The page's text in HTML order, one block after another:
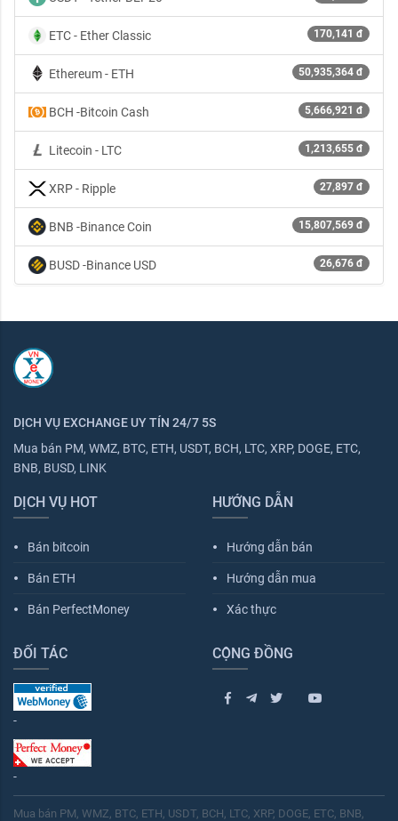
ETC - Ether Classic 170,141 đ
Ethereum - ETH 50,935,364 đ
BCH -Bitcoin Cash 5,666,921 đ
Litecoin - LTC 1,213,655 đ
XRP - Ripple 27,897 đ
BNB -Binance Coin 15,807,569 đ
BUSD -Binance USD 26,676 đ
DỊCH VỤ EXCHANGE UY TÍN 24/7 5S
Mua bán PM, WMZ, BTC, ETH, USDT, BCH, LTC, XRP, DOGE, ETC,
BNB, BUSD, LINK
DỊCH VỤ HOT
fiber_manual_record Bán bitcoin
fiber_manual_record Bán ETH
fiber_manual_record Bán PerfectMoney
HƯỚNG DẪN
fiber_manual_record Hướng dẫn bán
fiber_manual_record Hướng dẫn mua
fiber_manual_record Xác thực
ĐỐI TÁC
-
-
CỘNG ĐỒNG
Mua bán PM, WMZ, BTC, ETH, USDT, BCH, LTC, XRP, DOGE, ETC, BNB,